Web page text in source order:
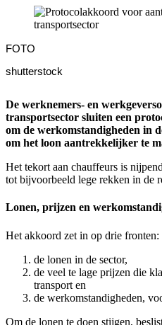
FOTO
shutterstock
De werknemers- en
transportsector sluiten een
om de werkomstandigheden in
om het loon aantrekkelijker te
Het tekort aan chauffeurs is
tot bijvoorbeeld lege rekken in de
Lonen, prijzen en
Het akkoord zet in op drie fronten:
de lonen in de sector,
de veel te lage prijzen die
transport en
de werkomstandigheden,
Om de lonen te doen stijgen,